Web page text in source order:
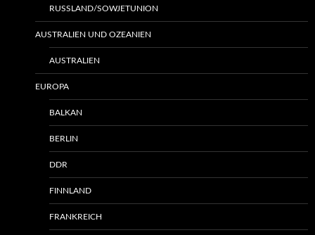
RUSSLAND/SOWJETUNION
AUSTRALIEN UND OZEANIEN
AUSTRALIEN
EUROPA
BALKAN
BERLIN
DDR
FINNLAND
FRANKREICH